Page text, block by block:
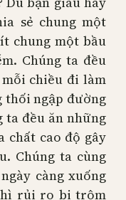
sẻ chung một
chung một bầu
Chúng ta đều
chiều đi làm
thối ngập đường
ta đều ăn những
chất cao độ gây
Chúng ta cùng
càng xuống
rủi ro bị trộm